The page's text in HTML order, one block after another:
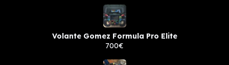
Volante Gomez Formula Pro Elite
700€